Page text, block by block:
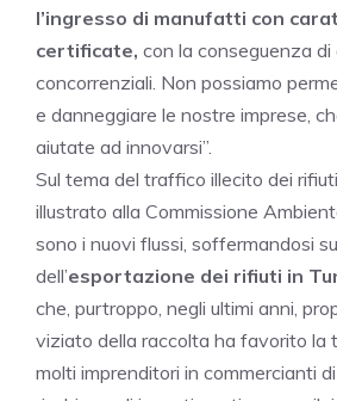
l’ingresso di manufatti con
certificate, con la conseguenza di
concorrenziali. Non possiamo
e danneggiare le nostre imprese,
aiutate ad innovarsi”.
Sul tema del traffico illecito dei
illustrato alla Commissione
sono i nuovi flussi, soffermandosi
dell’esportazione dei rifiuti in
che, purtroppo, negli ultimi anni,
viziato della raccolta ha favorito la
molti imprenditori in commercianti